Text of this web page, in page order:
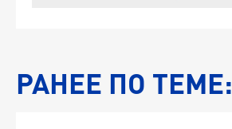
РАНЕЕ ПО ТЕМЕ: